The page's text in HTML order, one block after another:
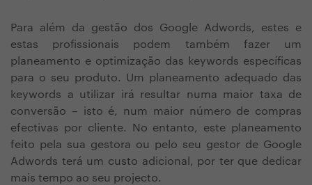
Para além da gestão dos Google Adwords, estes e
estas profissionais podem também fazer um
planeamento e optimização das keywords específicas
para o seu produto. Um planeamento adequado das
keywords a utilizar irá resultar numa maior taxa de
conversão – isto é, num maior número de compras
efectivas por cliente. No entanto, este planeamento
feito pela sua gestora ou pelo seu gestor de Google
Adwords terá um custo adicional, por ter que dedicar
mais tempo ao seu projecto.